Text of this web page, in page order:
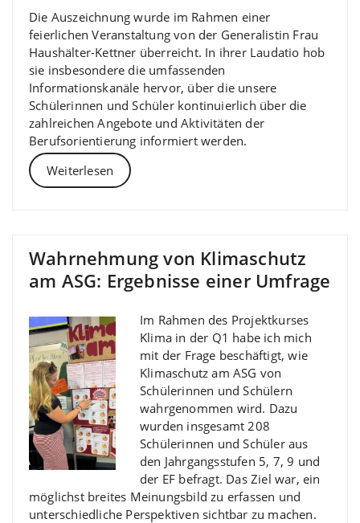
Die Auszeichnung wurde im Rahmen einer
feierlichen Veranstaltung von der Generalistin Frau
Haushälter-Kettner überreicht. In ihrer Laudatio hob
sie insbesondere die umfassenden
Informationskanäle hervor, über die unsere
Schülerinnen und Schüler kontinuierlich über die
zahlreichen Angebote und Aktivitäten der
Berufsorientierung informiert werden.
Weiterlesen
Wahrnehmung von Klimaschutz
am ASG: Ergebnisse einer Umfrage
Im Rahmen des Projektkurses
Klima in der Q1 habe ich mich
mit der Frage beschäftigt, wie
Klimaschutz am ASG von
Schülerinnen und Schülern
wahrgenommen wird. Dazu
wurden insgesamt 208
Schülerinnen und Schüler aus
den Jahrgangsstufen 5, 7, 9 und
der EF befragt. Das Ziel war, ein
möglichst breites Meinungsbild zu erfassen und
unterschiedliche Perspektiven sichtbar zu machen.